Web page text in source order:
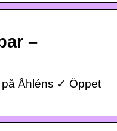
–
på Åhléns ✓ Öppet